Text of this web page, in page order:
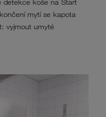
mytí se kapota
vyjmout umyté